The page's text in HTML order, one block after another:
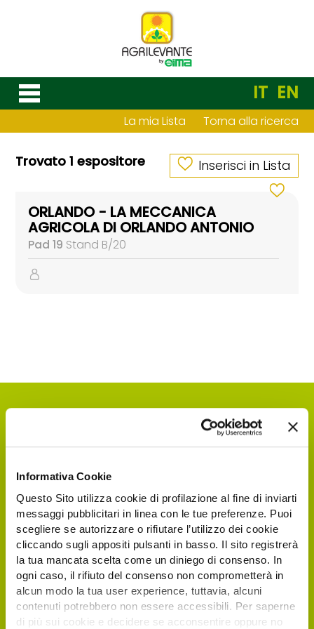
Informativa Cookie
Questo Sito utilizza cookie di profilazione al fine di inviarti
messaggi pubblicitari in linea con le tue preferenze. Puoi
scegliere se autorizzare o rifiutare l’utilizzo dei cookie
cliccando sugli appositi pulsanti in basso. Il sito registrerà
la tua mancata scelta come un diniego di consenso. In
ogni caso, il rifiuto del consenso non comprometterà in
alcun modo la tua user experience, tuttavia, alcuni
contenuti potrebbero non essere accessibili. Per saperne
di più sui cookie e decidere se acconsentire oppure no
IT EN
La mia Lista Torna alla ricerca
Trovato 1 espositore Inserisci in Lista
ORLANDO - LA MECCANICA
AGRICOLA DI ORLANDO ANTONIO
Pad 19 Stand B/20
Richiedi il tuo biglietto
elettronico gratuito
I visitatori e operatori italiani ed esteri
interessati a visitare Agrilevante by Eima